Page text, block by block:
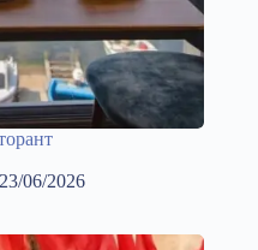
23/06/2026